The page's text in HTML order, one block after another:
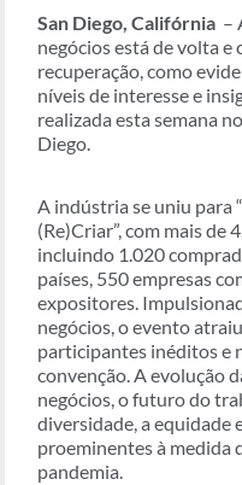
San Diego, Califórnia –
negócios está de volta e
recuperação, como
níveis de interesse e
realizada esta semana
Diego.
A indústria se uniu para
(Re)Criar”, com mais
incluindo 1.020
países, 550 empresas
expositores.
negócios, o evento
participantes inéditos e
convenção. A evolução
negócios, o futuro do
diversidade, a equidade
proeminentes à medida
pandemia.